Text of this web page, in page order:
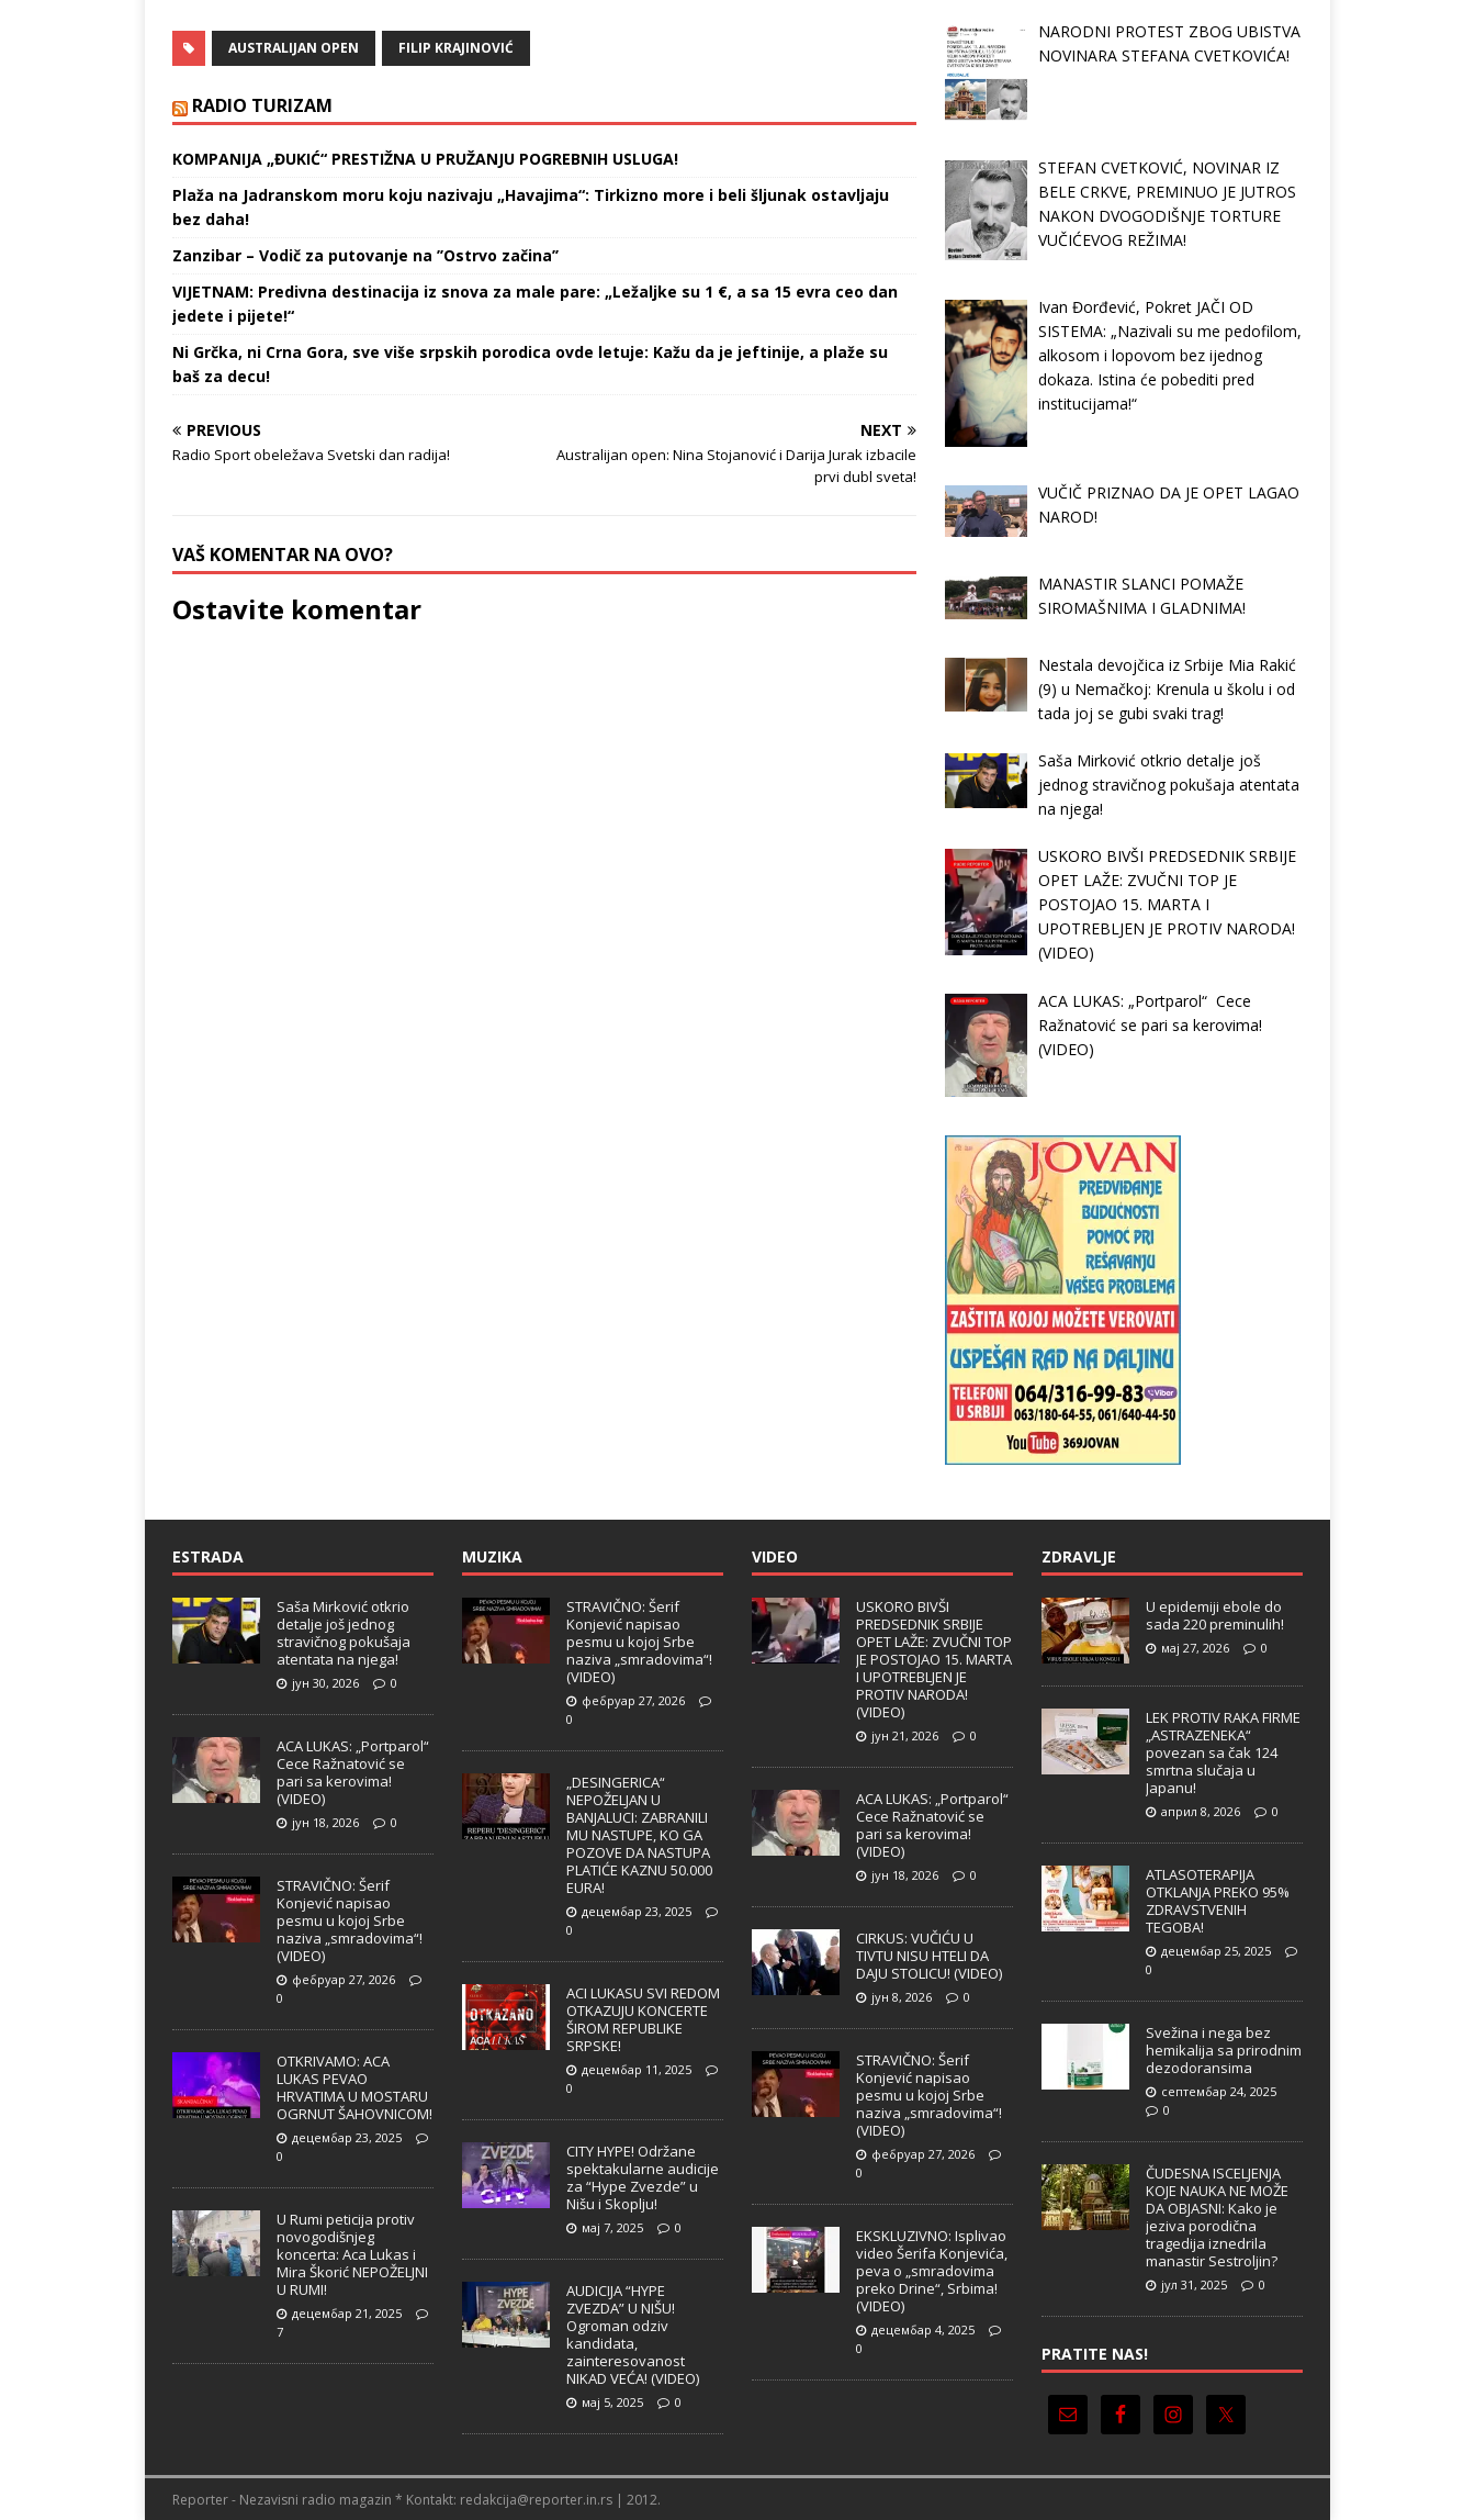
savladao Hasea za manje od
dva i po sata igre i postao
domogao drugog kola…
Australijan opena. Švarcman je
za dva sata i 27 minuta uspeo
AUSTRALIJAN OPEN FILIP KRAJINOVIĆ
RADIO TURIZAM
KOMPANIJA „ĐUKIĆ“ PRESTIŽNA U PRUŽANJU POGREBNIH USLUGA!
Plaža na Jadranskom moru koju nazivaju „Havajima“: Tirkizno more i beli šljunak ostavljaju
bez daha!
Zanzibar – Vodič za putovanje na ’’Ostrvo začina’’
VIJETNAM: Predivna destinacija iz snova za male pare: „Ležaljke su 1 €, a sa 15 evra ceo dan
jedete i pijete!“
Ni Grčka, ni Crna Gora, sve više srpskih porodica ovde letuje: Kažu da je jeftinije, a plaže su
baš za decu!
PREVIOUS
Radio Sport obeležava Svetski dan radija!
NEXT
Australijan open: Nina Stojanović i Darija Jurak izbacile
prvi dubl sveta!
VAŠ KOMENTAR NA OVO?
Ostavite komentar
NARODNI PROTEST ZBOG UBISTVA
NOVINARA STEFANA CVETKOVIĆA!
STEFAN CVETKOVIĆ, NOVINAR IZ
BELE CRKVE, PREMINUO JE JUTROS
NAKON DVOGODIŠNJE TORTURE
VUČIĆEVOG REŽIMA!
Ivan Đorđević, Pokret JAČI OD
SISTEMA: „Nazivali su me pedofilom,
alkosom i lopovom bez ijednog
dokaza. Istina će pobediti pred
institucijama!“
VUČIČ PRIZNAO DA JE OPET LAGAO
NAROD!
MANASTIR SLANCI POMAŽE
SIROMAŠNIMA I GLADNIMA!
Nestala devojčica iz Srbije Mia Rakić
(9) u Nemačkoj: Krenula u školu i od
tada joj se gubi svaki trag!
Saša Mirković otkrio detalje još
jednog stravičnog pokušaja atentata
na njega!
USKORO BIVŠI PREDSEDNIK SRBIJE
OPET LAŽE: ZVUČNI TOP JE
POSTOJAO 15. MARTA I
UPOTREBLJEN JE PROTIV NARODA!
(VIDEO)
ACA LUKAS: „Portparol“ Cece
Ražnatović se pari sa kerovima!
(VIDEO)
ESTRADA
Saša Mirković otkrio
detalje još jednog
stravičnog pokušaja
atentata na njega!
јун 30, 2026 0
ACA LUKAS: „Portparol“
Cece Ražnatović se
pari sa kerovima!
(VIDEO)
јун 18, 2026 0
STRAVIČNO: Šerif
Konjević napisao
pesmu u kojoj Srbe
naziva „smradovima“!
(VIDEO)
фебруар 27, 2026
0
OTKRIVAMO: ACA
LUKAS PEVAO
HRVATIMA U MOSTARU
OGRNUT ŠAHOVNICOM!
децембар 23, 2025
0
U Rumi peticija protiv
novogodišnjeg
koncerta: Aca Lukas i
Mira Škorić NEPOŽELJNI
U RUMI!
децембар 21, 2025
7
MUZIKA
STRAVIČNO: Šerif
Konjević napisao
pesmu u kojoj Srbe
naziva „smradovima“!
(VIDEO)
фебруар 27, 2026
0
„DESINGERICA“
NEPOŽELJAN U
BANJALUCI: ZABRANILI
MU NASTUPE, KO GA
POZOVE DA NASTUPA
PLATIĆE KAZNU 50.000
EURA!
децембар 23, 2025
0
ACI LUKASU SVI REDOM
OTKAZUJU KONCERTE
ŠIROM REPUBLIKE
SRPSKE!
децембар 11, 2025
0
CITY HYPE! Održane
spektakularne audicije
za “Hype Zvezde” u
Nišu i Skoplju!
мај 7, 2025 0
AUDICIJA “HYPE
ZVEZDA” U NIŠU!
Ogroman odziv
kandidata,
zainteresovanost
NIKAD VEĆA! (VIDEO)
мај 5, 2025 0
VIDEO
USKORO BIVŠI
PREDSEDNIK SRBIJE
OPET LAŽE: ZVUČNI TOP
JE POSTOJAO 15. MARTA
I UPOTREBLJEN JE
PROTIV NARODA!
(VIDEO)
јун 21, 2026 0
ACA LUKAS: „Portparol“
Cece Ražnatović se
pari sa kerovima!
(VIDEO)
јун 18, 2026 0
CIRKUS: VUČIĆU U
TIVTU NISU HTELI DA
DAJU STOLICU! (VIDEO)
јун 8, 2026 0
STRAVIČNO: Šerif
Konjević napisao
pesmu u kojoj Srbe
naziva „smradovima“!
(VIDEO)
фебруар 27, 2026
0
EKSKLUZIVNO: Isplivao
video Šerifa Konjevića,
peva o „smradovima
preko Drine“, Srbima!
(VIDEO)
децембар 4, 2025
0
ZDRAVLJE
U epidemiji ebole do
sada 220 preminulih!
мај 27, 2026 0
LEK PROTIV RAKA FIRME
„ASTRAZENEKA“
povezan sa čak 124
smrtna slučaja u
Japanu!
април 8, 2026 0
ATLASOTERAPIJA
OTKLANJA PREKO 95%
ZDRAVSTVENIH
TEGOBA!
децембар 25, 2025
0
Svežina i nega bez
hemikalija sa prirodnim
dezodoransima
септембар 24, 2025
0
ČUDESNA ISCELJENJA
KOJE NAUKA NE MOŽE
DA OBJASNI: Kako je
jeziva porodična
tragedija iznedrila
manastir Sestroljin?
јул 31, 2025 0
PRATITE NAS!
Reporter - Nezavisni radio magazin * Kontakt: redakcija@reporter.in.rs | 2012.